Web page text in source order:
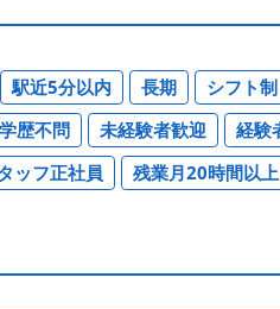
駅近5分以内 長期 シフト制
学歴不問
未経験者歓迎
経験
ッフ正社員
残業月20時間以上